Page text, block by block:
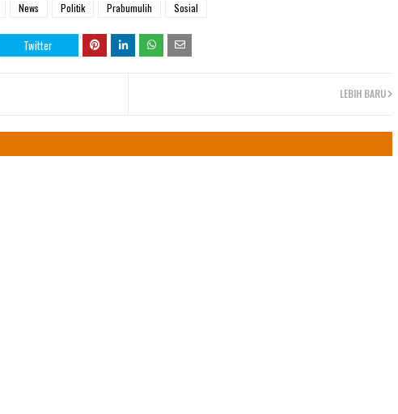
News Politik Prabumulih Sosial
Twitter
LEBIH BARU